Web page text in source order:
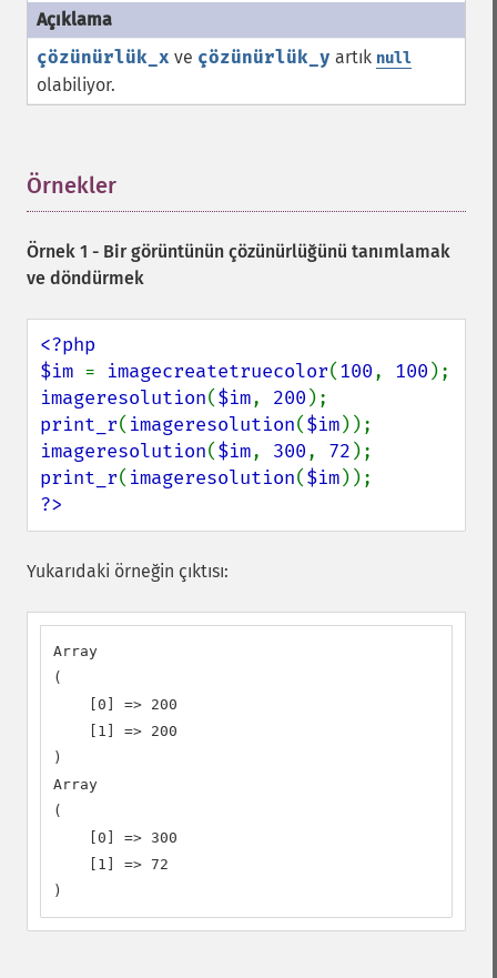
çözünürlük_x ve çözünürlük_y artık null
olabiliyor.
Örnekler
Örnek 1 - Bir görüntünün çözünürlüğünü tanımlamak
ve döndürmek
<?php
$im = imagecreatetruecolor(100, 100
imageresolution($im, 200
print_r( imageresolution($im
imageresolution($im, 300, 72
print_r( imageresolution($im
?>
Yukarıdaki örneğin çıktısı:
Array
(
    [0] => 200
    [1] => 200
)
Array
(
    [0] => 300
    [1] => 72
)